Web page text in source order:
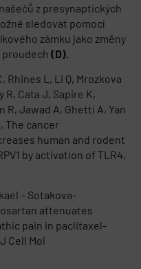
z presynaptických
sledovat pomocí
zámku jako změny
(D).
Rhines L, Li Q, Mrozkova
R, Cata J, Sapire K,
Jawad A, Ghetti A, Yan
The cancer
human and rodent
by activation of TLR4,
– Sotakova-
attenuates
pain in paclitaxel-
Cell Mol